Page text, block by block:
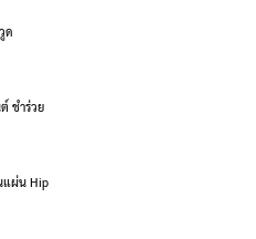
ด
ชำร่วย
แผ่น Hip